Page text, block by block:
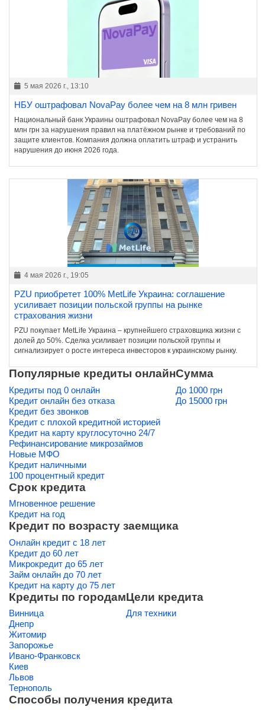
5 мая 2026 г., 13:10
НБУ оштрафовал NovaPay более чем на 8 млн гривен
Национальный банк Украины оштрафовал NovaPay более чем на 8
млн грн за нарушения правил на платёжном рынке и требований по
защите клиентов. Компания должна оплатить штраф и устранить
нарушения до июня 2026 года.
4 мая 2026 г., 19:05
PZU приобретет 100% MetLife Украина: соглашение
усиливает позиции польской группы на рынке
страхования жизни
PZU покупает MetLife Украина – крупнейшего страховщика жизни с
долей до 50%. Сделка усиливает позиции польской группы и
сигнализирует о росте интереса инвесторов к украинскому рынку.
Популярные кредиты онлайн
Кредиты под 0 онлайн
Кредит онлайн без отказа
Кредит без звонков
Кредит с плохой кредитной историей
Кредит на карту круглосуточно 24/7
Рефинансирование микрозаймов
Новые МФО
Кредит наличными
100 процентный кредит
Сумма
До 1000 грн
До 15000 грн
Срок кредита
Мгновенное решение
Кредит на год
Кредит по возрасту заемщика
Онлайн кредит с 18 лет
Кредит до 60 лет
Микрокредит до 65 лет
Займ онлайн до 70 лет
Кредит на карту до 75 лет
Кредиты по городам
Винница
Днепр
Житомир
Запорожье
Ивано-Франковск
Киев
Львов
Тернополь
Цели кредита
Для техники
Способы получения кредита